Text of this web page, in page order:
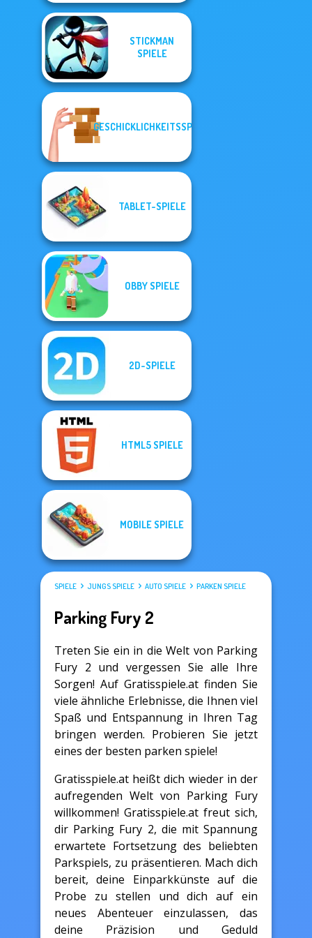
STICKMAN
SPIELE
GESCHICKLICHKEITSSPIELE
TABLET-SPIELE
OBBY SPIELE
2D-SPIELE
HTML5 SPIELE
MOBILE SPIELE
SPIELE JUNGS SPIELE AUTO SPIELE PARKEN SPIELE
Parking Fury 2
Treten Sie ein in die Welt von Parking
Fury 2 und vergessen Sie alle Ihre
Sorgen! Auf Gratisspiele.at finden Sie
viele ähnliche Erlebnisse, die Ihnen viel
Spaß und Entspannung in Ihren Tag
bringen werden. Probieren Sie jetzt
eines der besten parken spiele!
Gratisspiele.at heißt dich wieder in der
aufregenden Welt von Parking Fury
willkommen! Gratisspiele.at freut sich,
dir Parking Fury 2, die mit Spannung
erwartete Fortsetzung des beliebten
Parkspiels, zu präsentieren. Mach dich
bereit, deine Einparkkünste auf die
Probe zu stellen und dich auf ein
neues Abenteuer einzulassen, das
deine Präzision und Geduld